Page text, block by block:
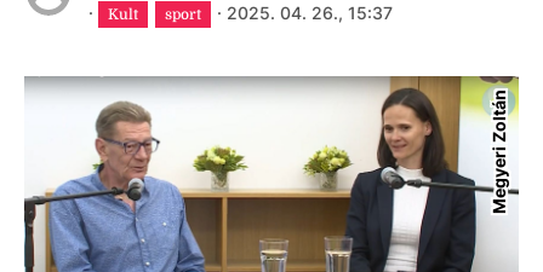
·
Kult sport · 2025. 04. 26., 15:37
Megyeri Zoltán